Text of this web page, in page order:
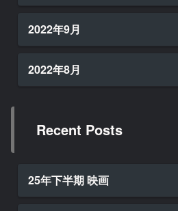
2022年9月
2022年8月
Recent Posts
25年下半期 映画